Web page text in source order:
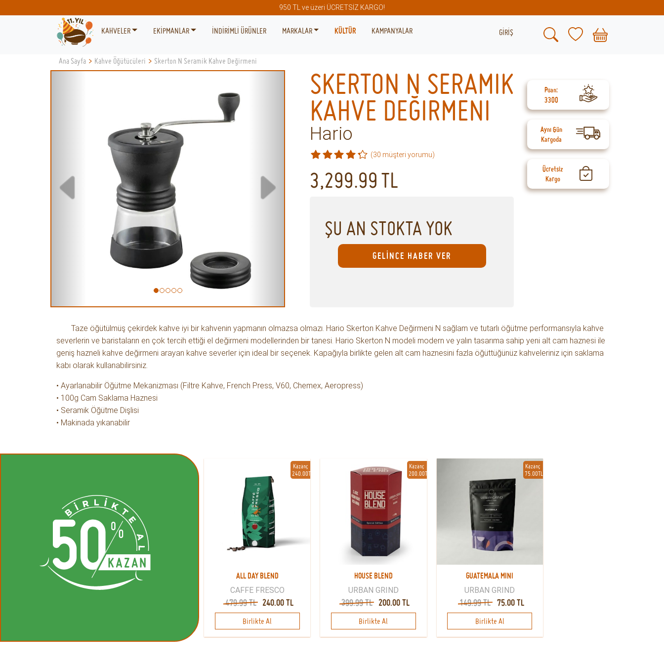
950 TL ve üzeri ÜCRETSİZ KARGO!
KAHVELER EKİPMANLAR İNDİRİMLİ ÜRÜNLER MARKALAR KÜLTÜR KAMPANYALAR GİRİŞ
Ana Sayfa > Kahve Öğütücüleri > Skerton N Seramik Kahve Değirmeni
SKERTON N SERAMIK
KAHVE DEĞIRMENI
Hario
(30 müşteri yorumu)
3,299.99TL
ŞU AN STOKTA YOK
GELİNCE HABER VER
Puan:
3300
Aynı Gün
Kargoda
Ücretsiz
Kargo
Taze öğütülmüş çekirdek kahve iyi bir kahvenin yapmanın olmazsa olmazı. Hario Skerton Kahve Değirmeni N sağlam ve tutarlı öğütme performansıyla kahve
severlerin ve baristaların en çok tercih ettiği el değirmeni modellerinden bir tanesi. Hario Skerton N modeli modern ve yalın tasarıma sahip yeni alt cam haznesi ile
geniş hazneli kahve değirmeni arayan kahve severler için ideal bir seçenek. Kapağıyla birlikte gelen alt cam haznesini fazla öğüttüğünüz kahveleriniz için saklama
kabı olarak kullanabilirsiniz.
• Ayarlanabilir Öğütme Mekanizması (Filtre Kahve, French Press, V60, Chemex, Aeropress)
• 100g Cam Saklama Haznesi
• Seramik Öğütme Dişlisi
• Makinada yıkanabilir
Kazanç
240.00TL
ALL DAY BLEND
CAFFE FRESCO
479.99 TL 240.00 TL
Birlikte Al
Kazanç
200.00TL
HOUSE BLEND
URBAN GRIND
399.99 TL 200.00 TL
Birlikte Al
Kazanç
75.00TL
GUATEMALA MINI
URBAN GRIND
149.99 TL 75.00 TL
Birlikte Al